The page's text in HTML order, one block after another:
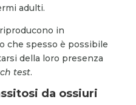
adulti.
in
che spesso è possibile
della loro presenza
test.
da ossiuri